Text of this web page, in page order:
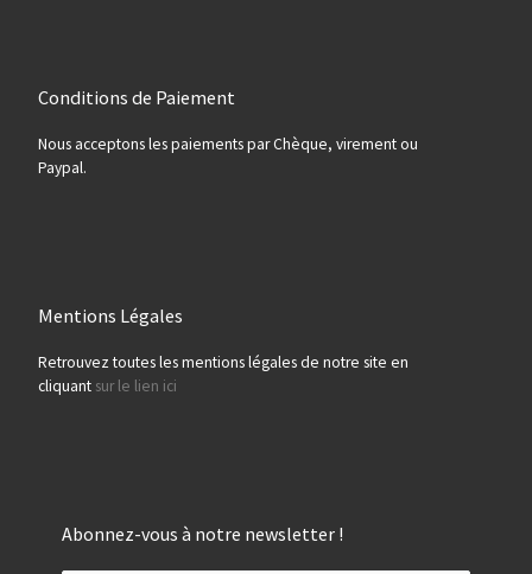
Conditions de Paiement
Nous acceptons les paiements par Chèque, virement ou
Paypal.
Mentions Légales
Retrouvez toutes les mentions légales de notre site en
cliquant sur le lien ici
Abonnez-vous à notre newsletter !